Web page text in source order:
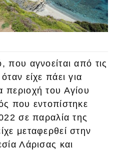
αγνοείται από τις
είχε πάει για
του Αγίου
που εντοπίστηκε
σε παραλία της
μεταφερθεί στην
Λάρισας και